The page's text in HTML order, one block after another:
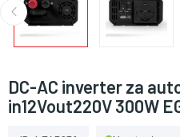
DC-AC inverter za
in12Vout220V 300W